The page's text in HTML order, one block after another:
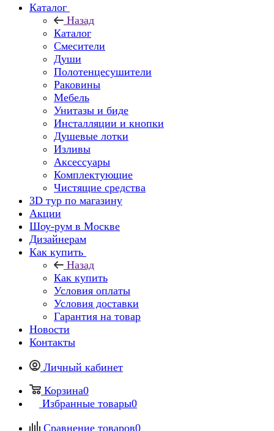
Каталог
Назад
Каталог
Смесители
Души
Полотенцесушители
Раковины
Мебель
Унитазы и биде
Инсталляции и кнопки
Душевые лотки
Изливы
Аксессуары
Комплектующие
Чистящие средства
3D тур по магазину
Акции
Шоу-рум в Москве
Дизайнерам
Как купить
Назад
Как купить
Условия оплаты
Условия доставки
Гарантия на товар
Новости
Контакты
Личный кабинет
Корзина0
Избранные товары0
Сравнение товаров0